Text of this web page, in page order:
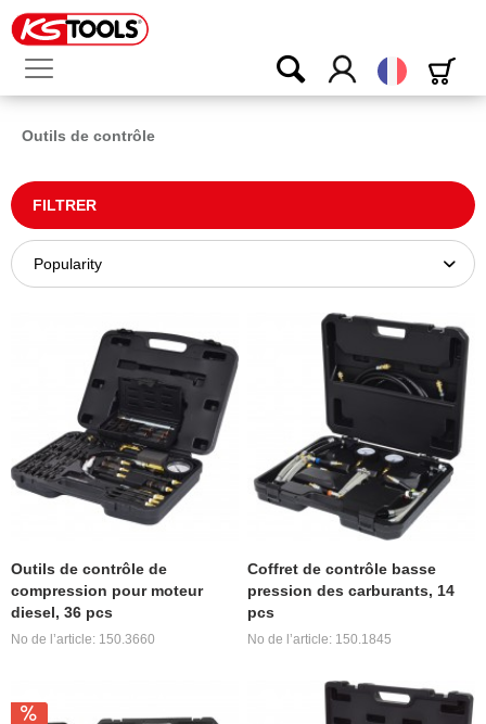
Français
Outils de contrôle
FILTRER
Outils de contrôle de
compression pour moteur
diesel, 36 pcs
No de l’article: 150.3660
Coffret de contrôle basse
pression des carburants, 14
pcs
No de l’article: 150.1845